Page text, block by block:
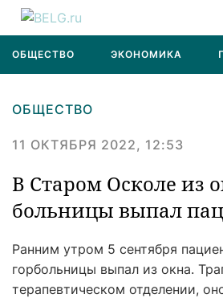
ОБЩЕСТВО ЭКОНОМИКА
ОБЩЕСТВО
11 ОКТЯБРЯ 2022, 12:53
В Старом Осколе из
больницы выпал
Ранним утром 5 сентября
горбольницы выпал из окна.
терапевтическом отделении,